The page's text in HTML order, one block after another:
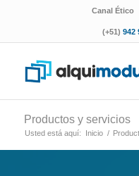
Canal Ético
(+51) 942
Productos y servicios
Usted está aquí: Inicio /